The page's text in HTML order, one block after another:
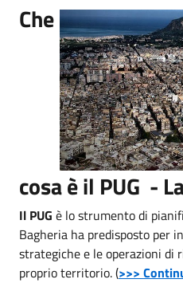
Che
cosa è il PUG -
Il PUG è lo strumento di
Bagheria ha predisposto per
strategiche e le operazioni di
proprio territorio. (>>>